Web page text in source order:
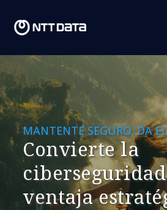
MANTENTE SEGURO, DA
Convierte la
ventaja